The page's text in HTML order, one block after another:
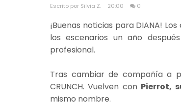
Escrito por Silvia Z. 20:00 0
¡Buenas noticias para DIANA!
los escenarios un año
profesional.
Tras cambiar de compañía a
CRUNCH. Vuelven con Pierrot,
mismo nombre.